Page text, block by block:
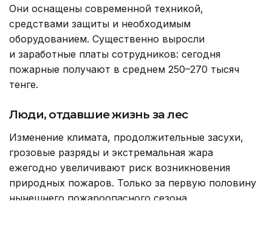
Они оснащены современной техникой,
средствами защиты и необходимым
оборудованием. Существенно выросли
и заработные платы сотрудников: сегодня
пожарные получают в среднем 250–270 тысяч
тенге.
Люди, отдавшие жизнь за лес
Изменение климата, продолжительные засухи,
грозовые разряды и экстремальная жара
ежегодно увеличивают риск возникновения
природных пожаров. Только за первую половину
нынешнего пожароопасного сезона